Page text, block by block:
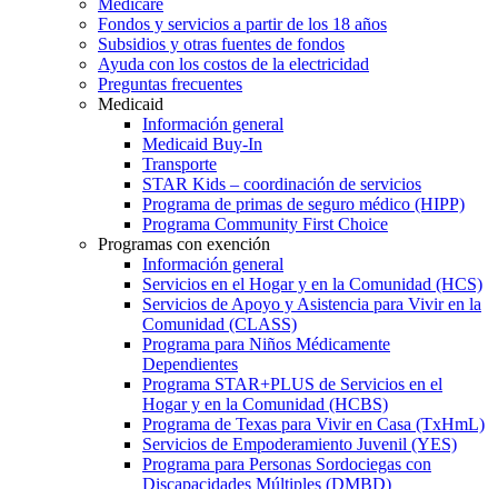
Fondos y servicios a partir de los 18 años
Subsidios y otras fuentes de fondos
Ayuda con los costos de la electricidad
Preguntas frecuentes
Medicaid
Información general
Medicaid Buy-In
Transporte
STAR Kids – coordinación de servicios
Programa de primas de seguro médico (HIPP)
Programa Community First Choice
Programas con exención
Información general
Servicios en el Hogar y en la Comunidad (HCS)
Servicios de Apoyo y Asistencia para Vivir en la
Comunidad (CLASS)
Programa para Niños Médicamente
Dependientes
Programa STAR+PLUS de Servicios en el
Hogar y en la Comunidad (HCBS)
Programa de Texas para Vivir en Casa (TxHmL)
Servicios de Empoderamiento Juvenil (YES)
Programa para Personas Sordociegas con
Discapacidades Múltiples (DMBD)